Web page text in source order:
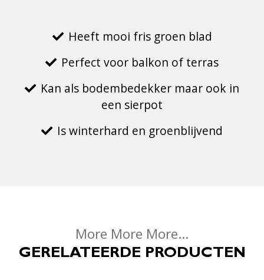
Heeft mooi fris groen blad
Perfect voor balkon of terras
Kan als bodembedekker maar ook in
een sierpot
Is winterhard en groenblijvend
More More More...
GERELATEERDE PRODUCTEN